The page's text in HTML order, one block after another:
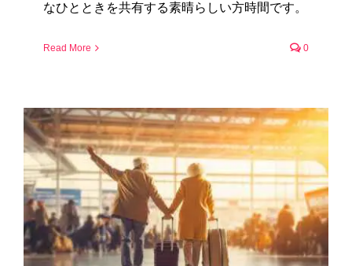
なひとときを共有する素晴らしい方時間です。
Read More 0